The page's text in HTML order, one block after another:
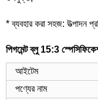
* ব্যবহার করা সহজ: উত্পাদন
পিগমেন্ট ব্লু 15:3
আইটেম
পণ্যের নাম